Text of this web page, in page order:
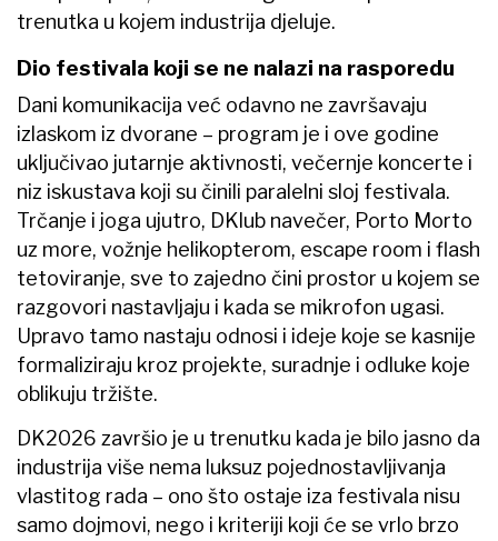
trenutka u kojem industrija djeluje.
Dio festivala koji se ne nalazi na rasporedu
Dani komunikacija već odavno ne završavaju
izlaskom iz dvorane – program je i ove godine
uključivao jutarnje aktivnosti, večernje koncerte i
niz iskustava koji su činili paralelni sloj festivala.
Trčanje i joga ujutro, DKlub navečer, Porto Morto
uz more, vožnje helikopterom, escape room i flash
tetoviranje, sve to zajedno čini prostor u kojem se
razgovori nastavljaju i kada se mikrofon ugasi.
Upravo tamo nastaju odnosi i ideje koje se kasnije
formaliziraju kroz projekte, suradnje i odluke koje
oblikuju tržište.
DK2026 završio je u trenutku kada je bilo jasno da
industrija više nema luksuz pojednostavljivanja
vlastitog rada – ono što ostaje iza festivala nisu
samo dojmovi, nego i kriteriji koji će se vrlo brzo